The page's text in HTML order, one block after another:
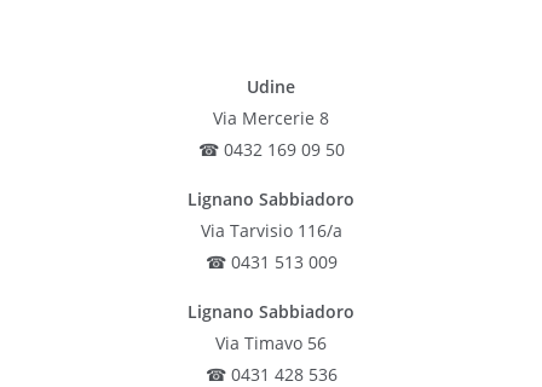
Udine
Via Mercerie 8
☎ 0432 169 09 50
Lignano Sabbiadoro
Via Tarvisio 116/a
☎ 0431 513 009
Lignano Sabbiadoro
Via Timavo 56
☎ 0431 428 536